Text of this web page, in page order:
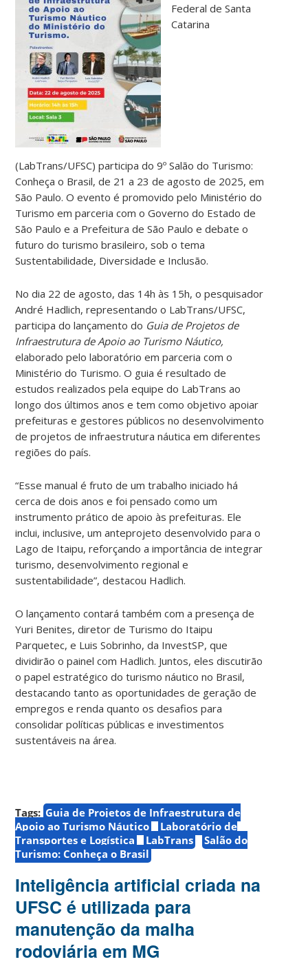
Federal de Santa
Catarina
(LabTrans/UFSC) participa do 9º Salão do Turismo:
Conheça o Brasil, de 21 a 23 de agosto de 2025, em
São Paulo. O evento é promovido pelo Ministério do
Turismo em parceria com o Governo do Estado de
São Paulo e a Prefeitura de São Paulo e debate o
futuro do turismo brasileiro, sob o tema
Sustentabilidade, Diversidade e Inclusão.
No dia 22 de agosto, das 14h às 15h, o pesquisador
André Hadlich, representando o LabTrans/UFSC,
participa do lançamento do Guia de Projetos de
Infraestrutura de Apoio ao Turismo Náutico,
elaborado pelo laboratório em parceria com o
Ministério do Turismo. O guia é resultado de
estudos realizados pela equipe do LabTrans ao
longo dos últimos anos e tem como objetivo apoiar
prefeituras e gestores públicos no desenvolvimento
de projetos de infraestrutura náutica em diferentes
regiões do país.
“Esse manual é fruto de um trabalho iniciado há
cerca de dois anos e foi pensado como um
instrumento prático de apoio às prefeituras. Ele
inclui, inclusive, um anteprojeto desenvolvido para o
Lago de Itaipu, reforçando a importância de integrar
turismo, desenvolvimento regional e
sustentabilidade”, destacou Hadlich.
O lançamento contará também com a presença de
Yuri Benites, diretor de Turismo do Itaipu
Parquetec, e Luis Sobrinho, da InvestSP, que
dividirão o painel com Hadlich. Juntos, eles discutirão
o papel estratégico do turismo náutico no Brasil,
destacando tanto as oportunidades de geração de
empregos e renda quanto os desafios para
consolidar políticas públicas e investimentos
sustentáveis na área.
Tags: Guia de Projetos de Infraestrutura de
Apoio ao Turismo Náutico
Laboratório de
Transportes e Logística
LabTrans
Salão do
Turismo: Conheça o Brasil
Inteligência artificial criada na
UFSC é utilizada para
manutenção da malha
rodoviária em MG